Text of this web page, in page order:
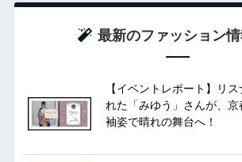
最新のファッション
【イベントレポート】リ
れた「みゆう」さんが、
袖姿で晴れの舞台へ！